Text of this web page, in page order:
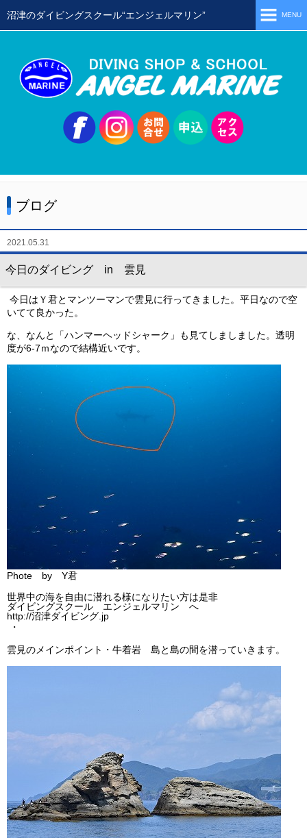
沼津のダイビングスクール“エンジェルマリン” MENU
当店の特徴
スクールメニュー
ステップアップコース
会員限定ツアー
ミニツアー
ビッグツアー
イベント
ブログ
2021.05.31
今日のダイビング in 雲見
今日はＹ君とマンツーマンで雲見に行ってきました。平日なので空
いてて良かった。
な、なんと「ハンマーヘッドシャーク」も見てしましました。透明
度が6-7ｍなので結構近いです。
Phote by Y君
世界中の海を自由に潜れる様になりたい方は是非
ダイビングスクール エンジェルマリン へ
http://沼津ダイビング.jp
・
雲見のメインポイント・牛着岩 島と島の間を潜っていきます。